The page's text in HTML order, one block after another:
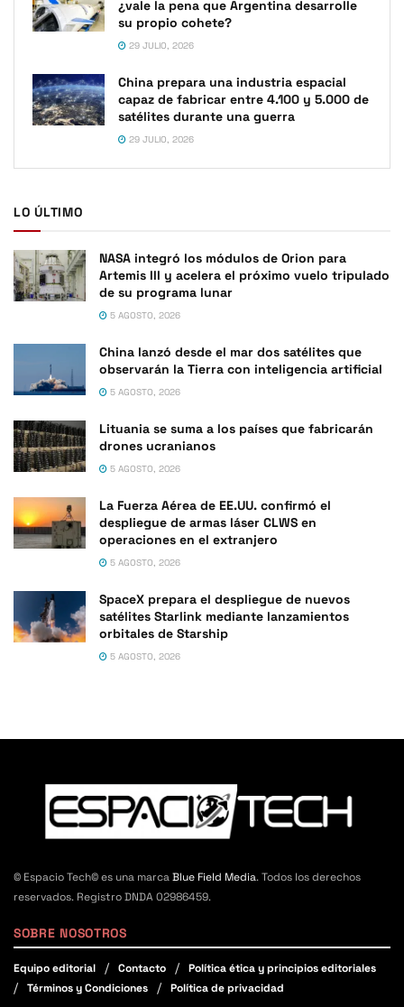
¿vale la pena que Argentina desarrolle
su propio cohete?
29 JULIO, 2026
China prepara una industria espacial
capaz de fabricar entre 4.100 y 5.000 de
satélites durante una guerra
29 JULIO, 2026
LO ÚLTIMO
NASA integró los módulos de Orion para
Artemis III y acelera el próximo vuelo tripulado
de su programa lunar
5 AGOSTO, 2026
China lanzó desde el mar dos satélites que
observarán la Tierra con inteligencia artificial
5 AGOSTO, 2026
Lituania se suma a los países que fabricarán
drones ucranianos
5 AGOSTO, 2026
La Fuerza Aérea de EE.UU. confirmó el
despliegue de armas láser CLWS en
operaciones en el extranjero
5 AGOSTO, 2026
SpaceX prepara el despliegue de nuevos
satélites Starlink mediante lanzamientos
orbitales de Starship
5 AGOSTO, 2026
© Espacio Tech© es una marcaBlue Field Media. Todos los derechos
reservados. Registro DNDA 02986459.
SOBRE NOSOTROS
Equipo editorial Contacto
Política ética y principios editoriales
Términos y Condiciones
Política de privacidad